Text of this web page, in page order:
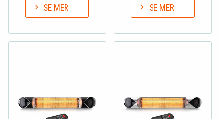
SE MER SE MER